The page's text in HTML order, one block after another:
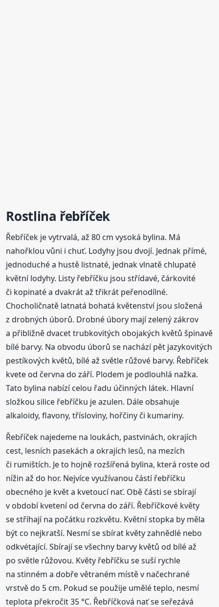
Rostlina řebříček
Řebříček je vytrvalá, až 80 cm vysoká bylina. Má
nahořklou vůni i chuť. Lodyhy jsou dvojí. Jednak přímé,
jednoduché a hustě listnaté, jednak vlnatě chlupaté
květní lodyhy. Listy řebříčku jsou střídavé, čárkovité
či kopinaté a dvakrát až třikrát peřenodílné.
Chocholičnatě latnatá bohatá květenství jsou složená
z drobných úborů. Drobné úbory mají zelený zákrov
a přibližně dvacet trubkovitých obojakých květů špinavě
bílé barvy. Na obvodu úborů se nachází pět jazykovitých
pestíkových květů, bílé až světle růžové barvy. Řebříček
kvete od června do září. Plodem je podlouhlá nažka.
Tato bylina nabízí celou řadu účinných látek. Hlavní
složkou silice řebříčku je azulen. Dále obsahuje
alkaloidy, flavony, třísloviny, hořčiny či kumariny.
Řebříček najedeme na loukách, pastvinách, okrajích
cest, lesních pasekách a okrajích lesů, na mezích
či rumištích. Je to hojně rozšířená bylina, která roste od
nížin až do hor. Nejvíce využívanou částí řebříčku
obecného je květ a kvetoucí nať. Obě části se sbírají
v období kvetení od června do září. Řebříčkové květy
se stříhají na počátku rozkvětu. Květní stopka by měla
být co nejkratší. Nesmí se sbírat květy zahnědlé nebo
odkvétající. Sbírají se všechny barvy květů od bílé až
po světle růžovou. Květy řebříčku se suší rychle
na stinném a dobře větraném místě v načechrané
vrstvě do 5 cm. Pokud se použije umělé teplo, nesmí
teplota překročit 35 °C. Řebříčková nať se seřezává